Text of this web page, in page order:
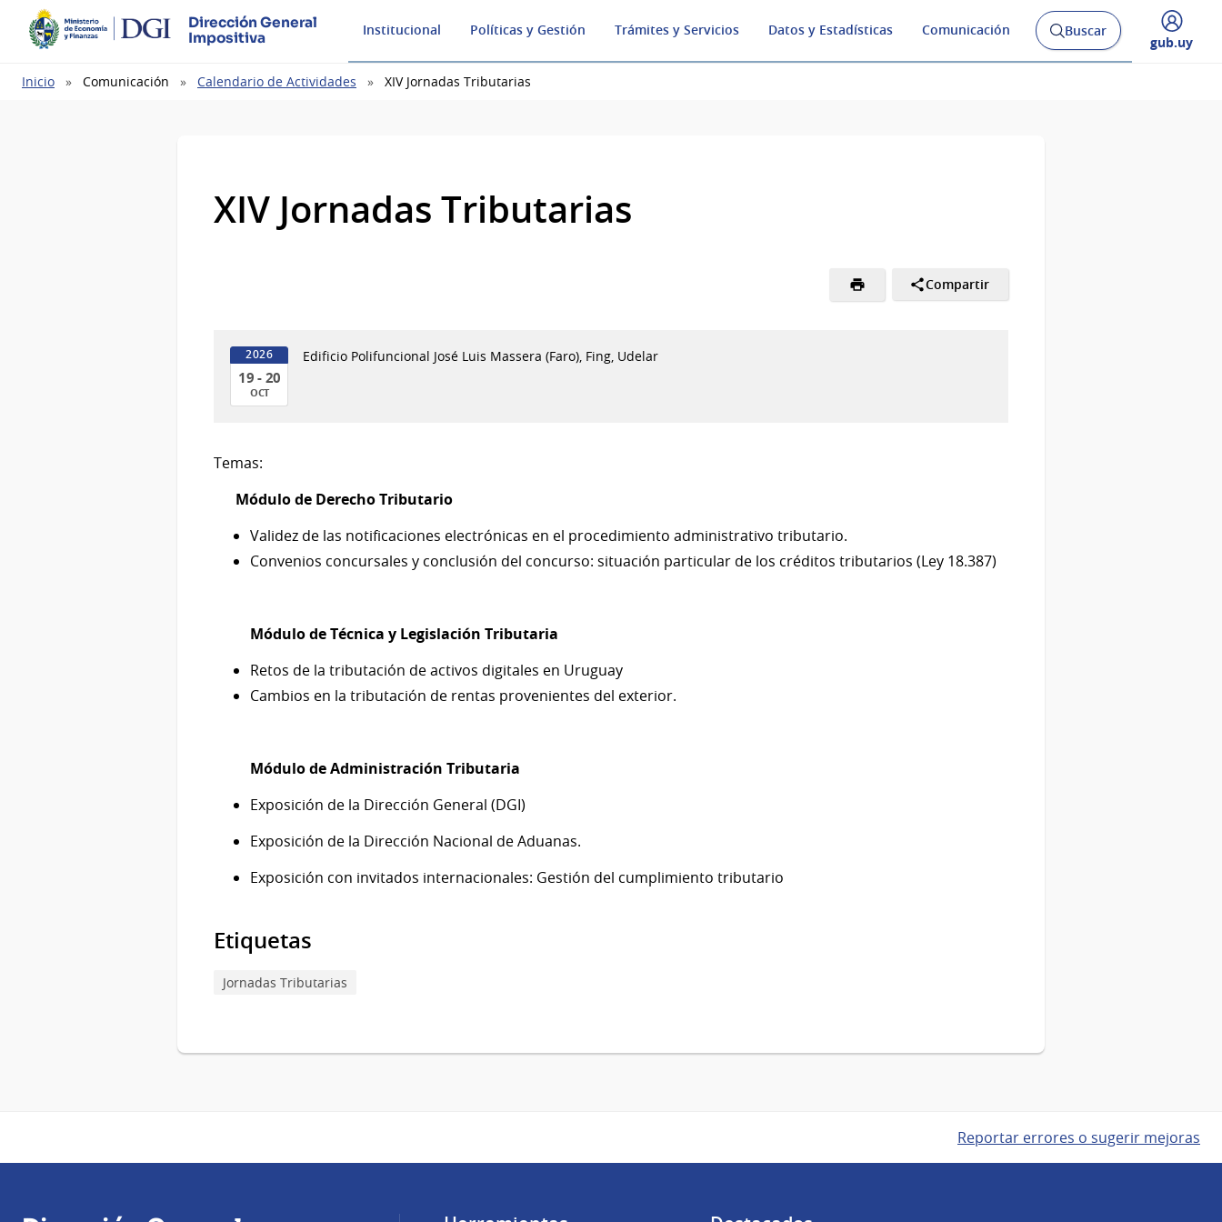
Dirección General
Impositiva
Institucional Políticas y Gestión Trámites y Servicios Datos y Estadísticas Comunicación
Abrir
buscador
Buscar
Desplegar
gub.uy
Ruta
Inicio Comunicación Calendario de Actividades XIV Jornadas Tributarias
XIV Jornadas Tributarias
Compartir
2026
19 - 20
OCT
20
Oct
del
2026
Edificio Polifuncional José Luis Massera (Faro), Fing, Udelar
Temas:
Módulo de Derecho Tributario
Validez de las notificaciones electrónicas en el procedimiento administrativo tributario.
Convenios concursales y conclusión del concurso: situación particular de los créditos tributarios (Ley 18.387)
Módulo de Técnica y Legislación Tributaria
Retos de la tributación de activos digitales en Uruguay
Cambios en la tributación de rentas provenientes del exterior.
Módulo de Administración Tributaria
Exposición de la Dirección General (DGI)
Exposición de la Dirección Nacional de Aduanas.
Exposición con invitados internacionales: Gestión del cumplimiento tributario
Etiquetas
Jornadas Tributarias
Reportar errores o sugerir mejoras